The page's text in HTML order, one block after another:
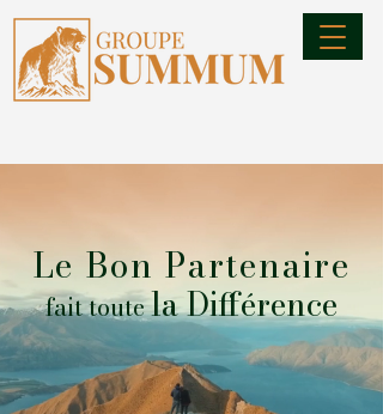
Le Bon Partenaire
fait toutela Différence